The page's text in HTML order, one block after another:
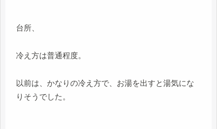
台所、
冷え方は普通程度。
以前は、かなりの冷え方で、お湯を出すと湯気にな
りそうでした。